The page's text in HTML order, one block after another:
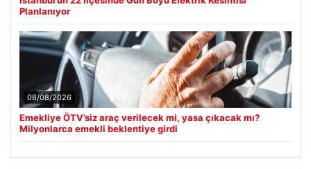
Planlanıyor
08/08/2026
Emekliye ÖTV’siz araç verilecek mi, yasa çıkacak mı?
Milyonlarca emekli beklentiye girdi